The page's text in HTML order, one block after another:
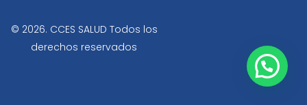
-
m
© 2026. CCES SALUD Todos los
derechos reservados